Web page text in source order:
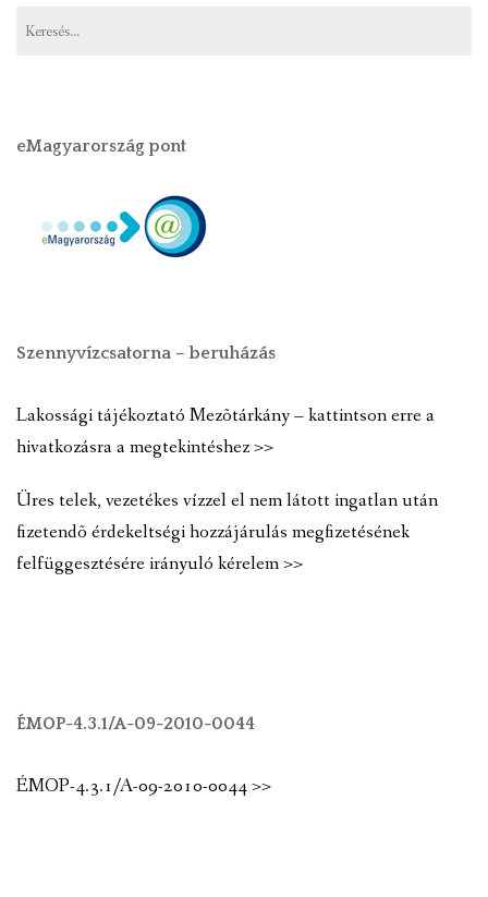
eMagyarország pont
Szennyvízcsatorna – beruházás
Lakossági tájékoztató Mezõtárkány – kattintson erre a
hivatkozásra a megtekintéshez >>
Üres telek, vezetékes vízzel el nem látott ingatlan után
fizetendõ érdekeltségi hozzájárulás megfizetésének
felfüggesztésére irányuló kérelem >>
ÉMOP-4.3.1/A-09-2010-0044
ÉMOP-4.3.1/A-09-2010-0044 >>